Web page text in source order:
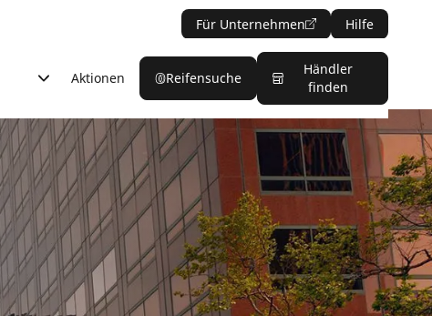
Für Unternehmen Hilfe
Aktionen Reifensuche
Händler
finden